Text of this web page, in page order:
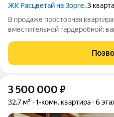
ЖК Расцветай на Зорге, 3
В продаже просторная
вместительной гардеробной;
сделать; общее пространство
что облегчает воплощение
3 500 000 ₽
32,7 м² 1-комн. квартира 6